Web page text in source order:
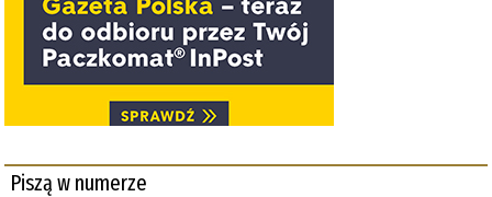
Piszą w numerze